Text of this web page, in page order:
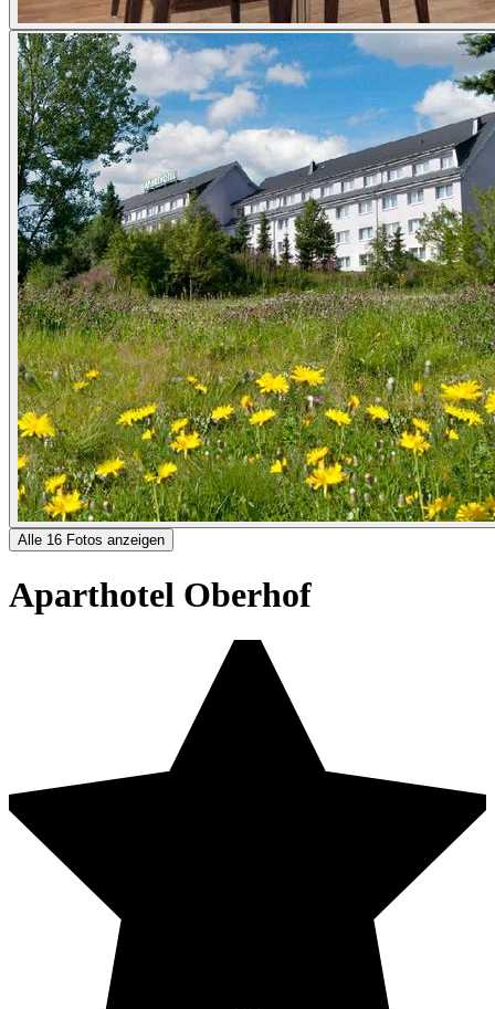
Alle 16 Fotos anzeigen
Aparthotel Oberhof